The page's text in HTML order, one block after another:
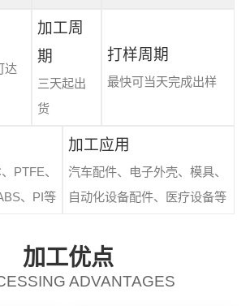
达
加工周
期
三天起出
货
打样周期
最快可当天完成出样
PTFE、
、PI等
加工应用
汽车配件、电子外壳、模具、
自动化设备配件、医疗设备等
加工优点
ADVANTAGES